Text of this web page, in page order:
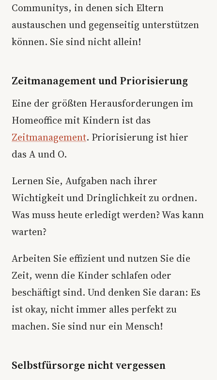
Communitys, in denen sich Eltern
austauschen und gegenseitig unterstützen
können. Sie sind nicht allein!
Zeitmanagement und Priorisierung
Eine der größten Herausforderungen im
Homeoffice mit Kindern ist das
Zeitmanagement. Priorisierung ist hier
das A und O.
Lernen Sie, Aufgaben nach ihrer
Wichtigkeit und Dringlichkeit zu ordnen.
Was muss heute erledigt werden? Was kann
warten?
Arbeiten Sie effizient und nutzen Sie die
Zeit, wenn die Kinder schlafen oder
beschäftigt sind. Und denken Sie daran: Es
ist okay, nicht immer alles perfekt zu
machen. Sie sind nur ein Mensch!
Selbstfürsorge nicht vergessen